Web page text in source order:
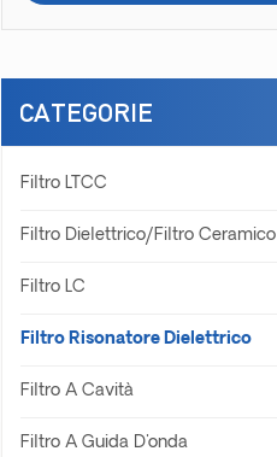
CATEGORIE
Filtro LTCC
Filtro Dielettrico/filtro Ceramico
Filtro LC
Filtro Risonatore Dielettrico
Filtro A Cavità
Filtro A Guida D'onda